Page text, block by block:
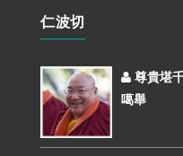
仁波切
尊貴堪
噶舉